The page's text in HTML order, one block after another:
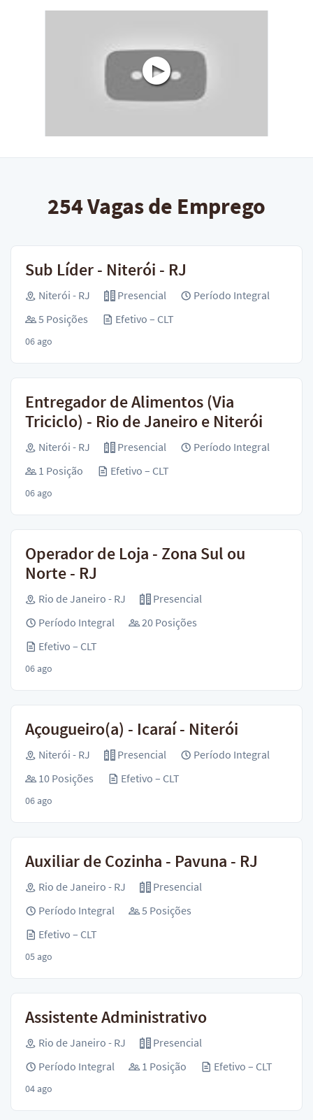
254Vagas de Emprego
Sub Líder - Niterói - RJ
Niterói - RJ Presencial
Período Integral
5 Posições
Efetivo – CLT
06 ago
Entregador de Alimentos (Via
Triciclo) - Rio de Janeiro e Niterói
Niterói - RJ Presencial
Período Integral
1 Posição
Efetivo – CLT
06 ago
Operador de Loja - Zona Sul ou
Norte - RJ
Rio de Janeiro - RJ
Presencial
Período Integral
20 Posições
Efetivo – CLT
06 ago
Açougueiro(a) - Icaraí - Niterói
Niterói - RJ Presencial
Período Integral
10 Posições
Efetivo – CLT
06 ago
Auxiliar de Cozinha - Pavuna - RJ
Rio de Janeiro - RJ
Presencial
Período Integral
5 Posições
Efetivo – CLT
05 ago
Assistente Administrativo
Rio de Janeiro - RJ
Presencial
Período Integral
1 Posição Efetivo – CLT
04 ago